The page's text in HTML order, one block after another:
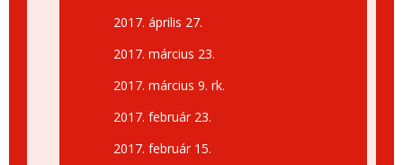
2017. április 27.
2017. március 23.
2017. március 9. rk.
2017. február 23.
2017. február 15.